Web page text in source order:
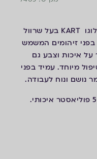
חלוק מקצועי נוח ופרקטי עם לוגו KART בעל שרוול
בפני זיהומים המשמש
על איכות וצבע גם
מיוחד. עמיד בפני
נושם ונוח לעבודה.